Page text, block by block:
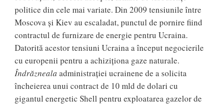
politice din cele mai variate. Din 2009 tensiunile între
Moscova și Kiev au escaladat, punctul de pornire fiind
contractul de furnizare de energie pentru Ucraina.
Datorită acestor tensiuni Ucraina a început negocierile
cu europenii pentru a achiziționa gaze naturale.
Îndrăzneala administraţiei ucrainene de a solicita
încheierea unui contract de 10 mld de dolari cu
gigantul energetic Shell pentru exploatarea gazelor de